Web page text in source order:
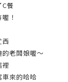
餐
！
老闆娘喔～
來的哈哈